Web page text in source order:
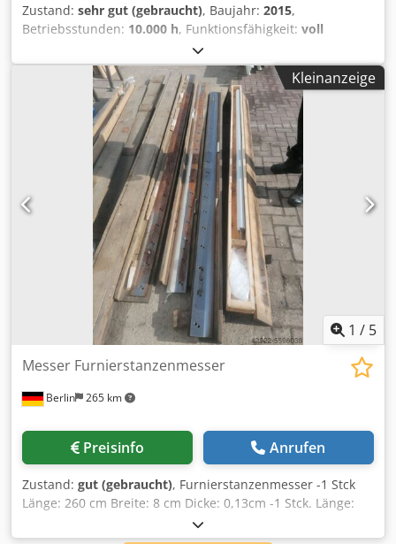
Zustand: sehr gut (gebraucht), Baujahr: 2015,
Betriebsstunden: 10.000 h, Funktionsfähigkeit: voll
, Maschinen-/Fahrzeugnummer:
Ausstattung:CE-Kennzeichnung, Die Maschine ist für das
effiziente Verleimen und Pressen von Furnierkanten mit
kontinuierlicher Materialzufuhr ausgelegt. Geeignet für die
Tischlerei- und Möbelproduktion, wo präzise und stabile
Kantenbearbeitung erforderlich ist. Robuste Konstruktion,
einfache Bedienung und zuverlässiger Betrieb. Dcsdpfx
Akezg Dt Ssnsk
Kleinanzeige
1 / 5
Berlin 265 km
Messer Furnierstanzenmesser
Preisinfo Anrufen
Zustand: gut (gebraucht), Furnierstanzenmesser -1 Stck
Länge: 260 cm Breite: 8 cm Dicke: 0,13cm -1 Stck. Länge:
260cm Breite: 9 cm Dcedpsgm E Rhjfx Aknek Dicke: 0,13cm